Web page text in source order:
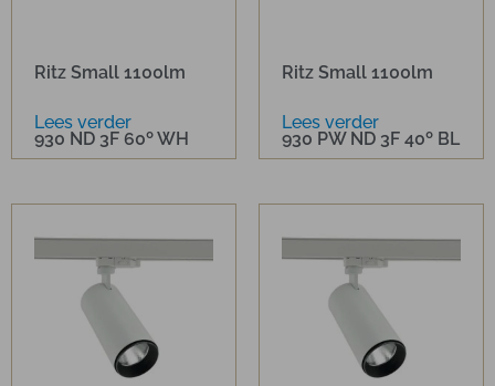
Ritz Small 1100lm
930 ND 3F 60º WH
Lees verder
Ritz Small 1100lm
930 PW ND 3F 40º BL
Lees verder